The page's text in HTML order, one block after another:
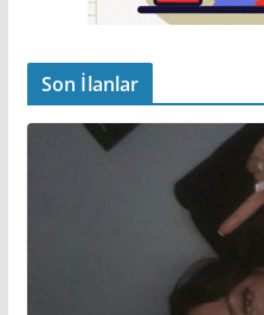
Son İlanlar